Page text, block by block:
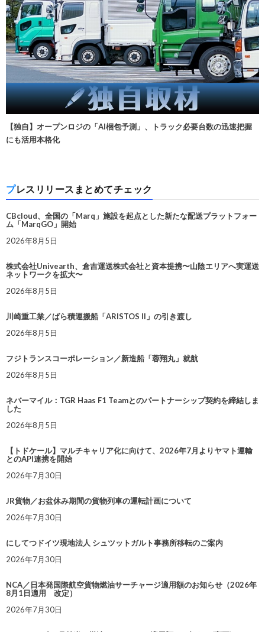
【独自】オープンロジの「AI梱包予測」、トラック必要台数の迅速把握
にも活用本格化
プレスリリースまとめてチェック
CBcloud、全国の「Marq」施設を起点とした新たな配送プラットフォー
ム「MarqGO」開始
2026年8月5日
株式会社Univearth、倉吉運送株式会社と資本提携〜山陰エリアへ実運送
ネットワークを拡大〜
2026年8月5日
川崎重工業／ばら積運搬船「ARISTOS II」の引き渡し
2026年8月5日
フジトランスコーポレーション／新造船「蓉翔丸」就航
2026年8月5日
ネバーマイル：TGR Haas F1 Teamとのパートナーシップ契約を締結しま
した
2026年8月5日
【トドケール】マルチキャリア化に向けて、2026年7月よりヤマト運輸
とのAPI連携を開始
2026年7月30日
JR貨物／お盆休み期間の貨物列車の運転計画について
2026年7月30日
にしてつドイツ現地法人 シュツットガルト事務所移転のご案内
2026年7月30日
NCA／日本発国際航空貨物燃油サーチャージ適用額のお知らせ（2026年
8月1日適用 改定）
2026年7月30日